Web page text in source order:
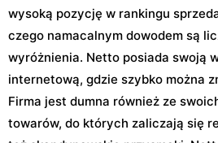
wysoką pozycję w rankingu
czego namacalnym dowodem są
wyróżnienia. Netto posiada swoją
internetową, gdzie szybko można
Firma jest dumna również ze
towarów, do których zaliczają się